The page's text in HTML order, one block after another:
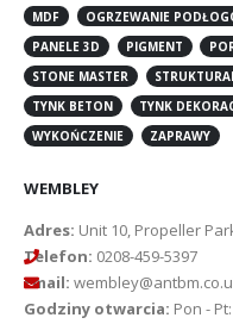
MDF
OGRZEWANIE
PANELE 3D
PIGMENT
STONE MASTER
TYNK BETON
TYNK
WYKOŃCZENIE
ZAPRAWY
WEMBLEY
Adres: Unit 10, Propeller
Telefon: 0208-459-5397
Email:
Godziny otwarcia: Pon -